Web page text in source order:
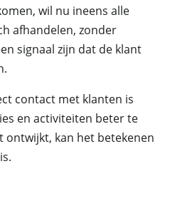
wil nu ineens alle
afhandelen, zonder
signaal zijn dat de klant
contact met klanten is
en activiteiten beter te
ontwijkt, kan het betekenen